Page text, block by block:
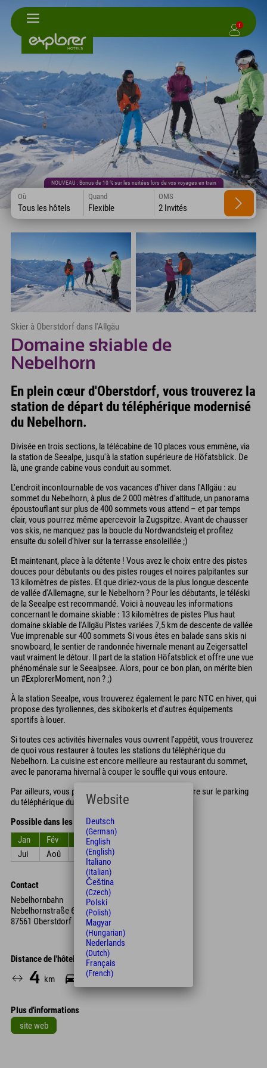
1
NOUVEAU : Bonus de 10 % sur les nuitées lors de vos voyages en train
Où
Tous les hôtels
Quand
Flexible
OMS
2 Invités
Skier à Oberstdorf dans l'Allgäu
Domaine skiable de
Nebelhorn
En plein cœur d'Oberstdorf, vous trouverez la
station de départ du téléphérique modernisé
du Nebelhorn.
Divisée en trois sections, la télécabine de 10 places vous emmène, via
la station de Seealpe, jusqu'à la station supérieure de Höfatsblick. De
là, une grande cabine vous conduit au sommet.
L'endroit incontournable de vos vacances d'hiver dans l'Allgäu : au
sommet du Nebelhorn, à plus de 2 000 mètres d'altitude, un panorama
époustouflant sur plus de 400 sommets vous attend – et par temps
clair, vous pourrez même apercevoir la Zugspitze. Avant de chausser
vos skis, ne manquez pas la boucle du Nordwandsteig et profitez
ensuite du soleil d'hiver sur la terrasse ensoleillée ;)
Et maintenant, place à la détente ! Vous avez le choix entre des pistes
douces pour débutants ou des pistes rouges et noires palpitantes sur
13 kilomètres de pistes. Et que diriez-vous de la plus longue descente
de vallée d'Allemagne, sur le Nebelhorn ? Pour les débutants, le téléski
de la Seealpe est recommandé. Voici à nouveau les informations
concernant le domaine skiable : 13 kilomètres de pistes Plus haut
domaine skiable de l'Allgäu Pistes variées 7,5 km de descente de vallée
Vue imprenable sur 400 sommets Si vous êtes en balade sans skis ni
snowboard, le sentier de randonnée hivernale menant au Zeigersattel
vaut vraiment le détour. Il part de la station Höfatsblick et offre une vue
phénoménale sur le Seealpsee. Alors, pour ce bon plan, on mérite bien
un #ExplorerMoment, non ? ;)
À la station Seealpe, vous trouverez également le parc NTC en hiver, qui
propose des tyroliennes, des skibokerls et d'autres équipements
sportifs à louer.
Si toutes ces activités hivernales vous ouvrent l'appétit, vous trouverez
de quoi vous restaurer à toutes les stations du téléphérique du
Nebelhorn. La cuisine est encore meilleure au restaurant du sommet,
avec le panorama hivernal à couper le souffle qui vous entoure.
Par ailleurs, vous pouvez facilement garer votre voiture sur le parking
du téléphérique du Nebelhorn.
Possible dans les mois
Jan
Fév Mar Avr
Jui
Aoû Sep Oct
Contact
Nebelhornbahn
Nebelhornstraße 67c
87561 Oberstdorf
Distance de l'hôtel
4 km 9 Min.
Plus d'informations
site web
Website
Deutsch
(German)
English
(English)
Italiano
(Italian)
Čeština
(Czech)
Polski
(Polish)
Magyar
(Hungarian)
Nederlands
(Dutch)
Français
(French)